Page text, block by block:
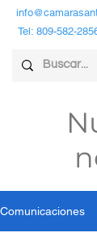
Tel: 809-582-
Comunicaciones